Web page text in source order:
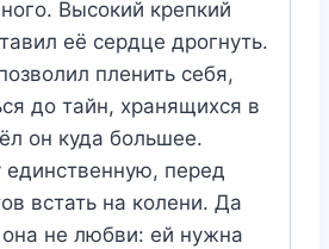
Высокий крепкий
её сердце дрогнуть.
пленить себя,
до тайн, хранящихся в
он куда большее.
перед
встать на колени. Да
она не любви: ей нужна